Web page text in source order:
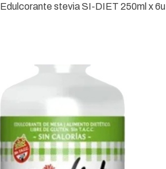
Edulcorante stevia SI-DIET 250ml x 6u